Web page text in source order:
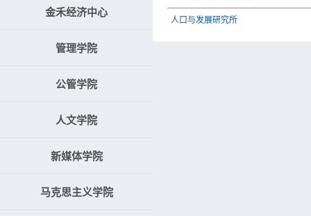
金禾经济中心
管理学院
公管学院
人文学院
新媒体学院
马克思主义学院
人口与发展研究所